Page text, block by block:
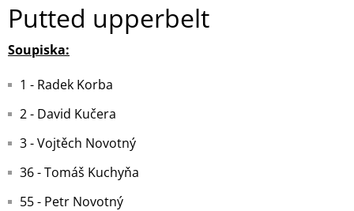
Putted upperbelt
Soupiska:
1 - Radek Korba
2 - David Kučera
3 - Vojtěch Novotný
36 - Tomáš Kuchyňa
55 - Petr Novotný